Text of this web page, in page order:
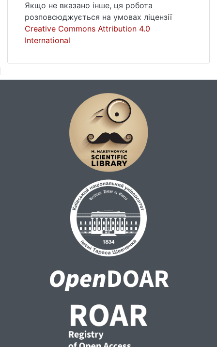
Якщо не вказано інше, ця робота
розповсюджується на умовах ліцензії
Creative Commons Attribution 4.0
International